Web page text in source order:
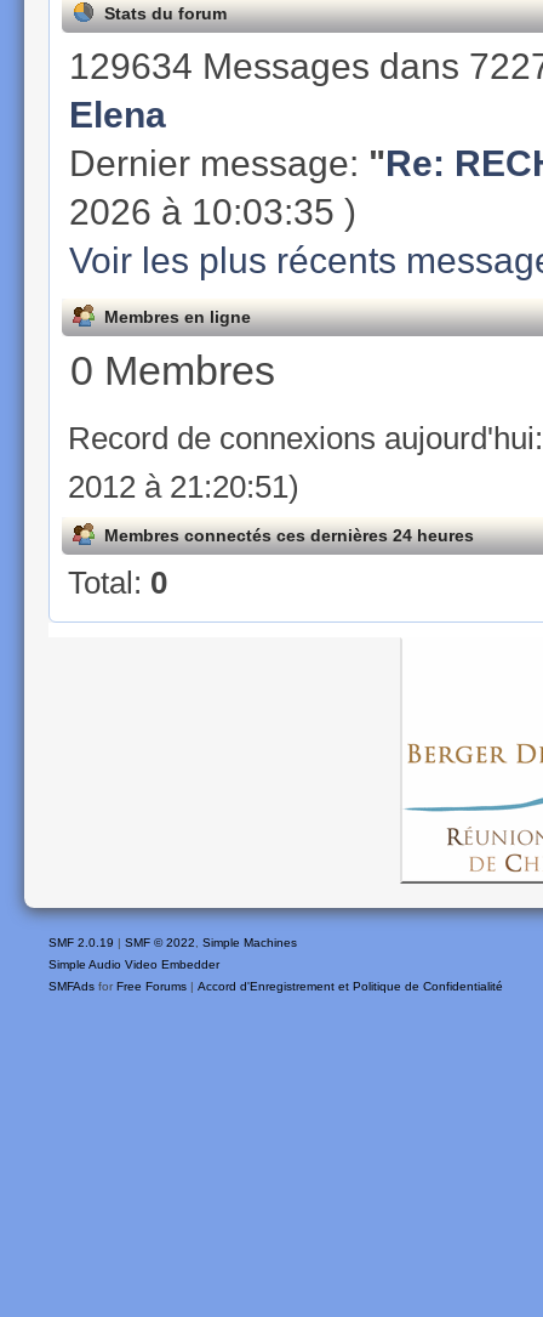
Stats du forum
129634 Messages dans
Elena
Dernier message: "Re:
2026 à 10:03:35 )
Voir les plus récents
Membres en ligne
0 Membres
Record de connexions
2012 à 21:20:51)
Membres connectés ces dernières 24 heures
Total: 0
SMF 2.0.19 | SMF © 2022, Simple Machines
Simple Audio Video Embedder
SMFAds for Free Forums | Accord d'Enregistrement et Politique de Confidentialité